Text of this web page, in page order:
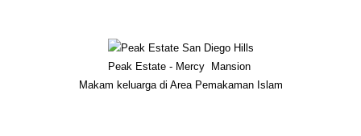
Peak Estate - Mercy Mansion
Makam keluarga di Area Pemakaman Islam